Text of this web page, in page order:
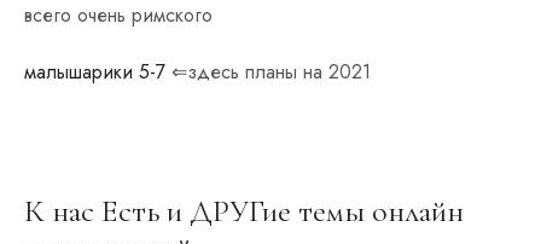
всего очень римского
малышарики 5-7 ⇐здесь планы на 2021
К нас Есть и ДРУГие темы онлайн